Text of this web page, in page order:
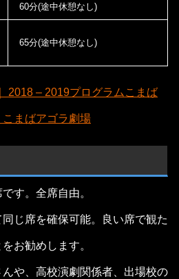
60分(途中休憩なし)
65分(途中休憩なし)
2018 – 2019プログラムこまば
まばアゴラ劇場
す。全席自由。
じ席を確保可能。良い席で観た
お勧めします。
や、高校演劇関係者、出場校の